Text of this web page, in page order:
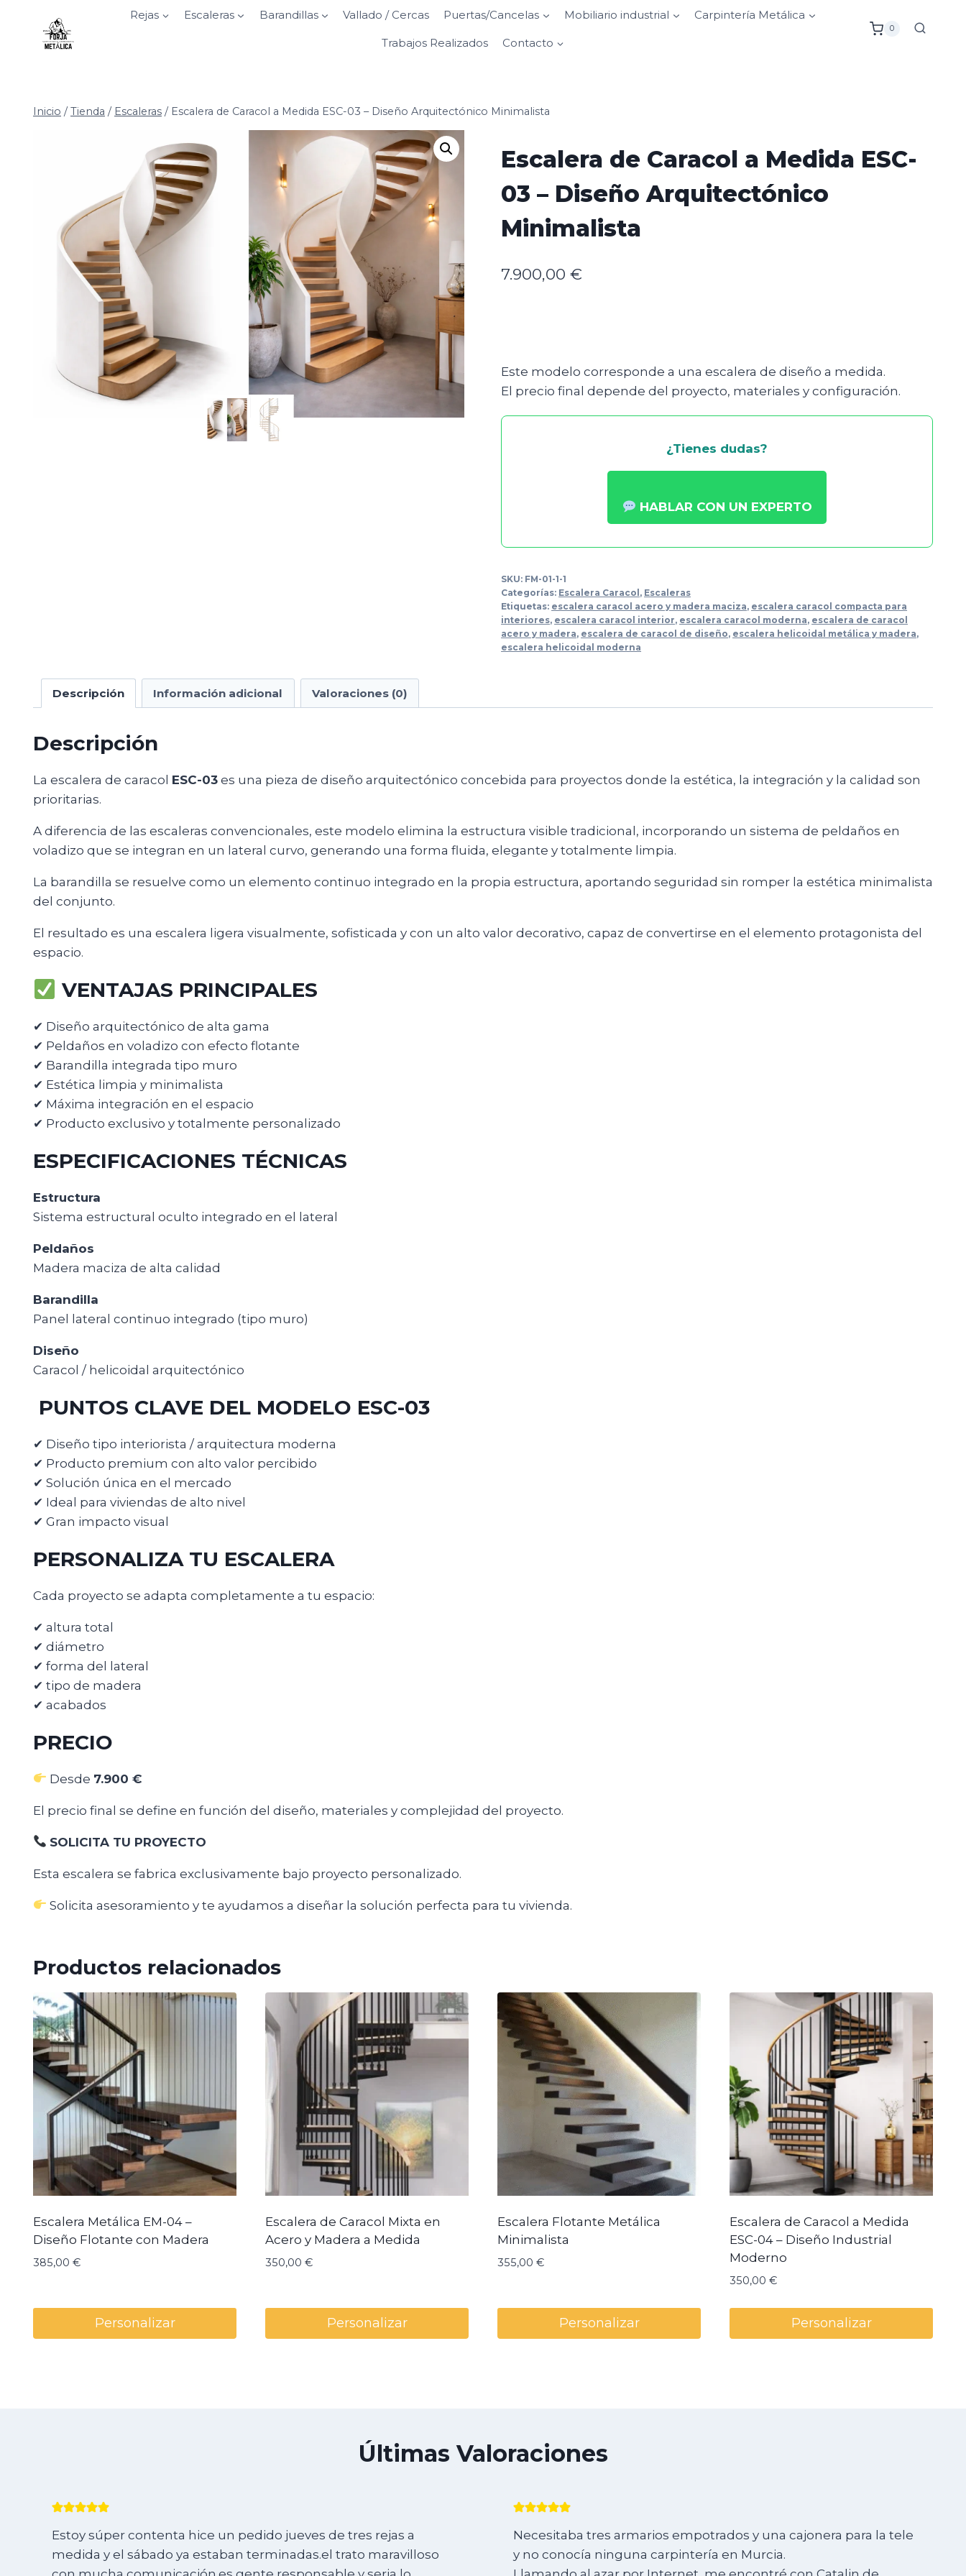
contenido
Rejas Escaleras Barandillas Vallado / Cercas Puertas/Cancelas Mobiliario industrial Carpintería Metálica
Trabajos Realizados Contacto
0
Inicio / Tienda / Escaleras / Escalera de Caracol a Medida ESC-03 – Diseño Arquitectónico Minimalista
Escalera de Caracol a Medida ESC-
03 – Diseño Arquitectónico
Minimalista
7.900,00€
Este modelo corresponde a una escalera de diseño a medida.
El precio final depende del proyecto, materiales y configuración.
¿Tienes dudas?
HABLAR CON UN EXPERTO
SKU: FM-01-1-1
Categorías: Escalera Caracol , Escaleras
Etiquetas: escalera caracol acero y madera maciza, escalera caracol compacta para
interiores, escalera caracol interior, escalera caracol moderna, escalera de caracol
acero y madera, escalera de caracol de diseño, escalera helicoidal metálica y madera,
escalera helicoidal moderna
Descripción Información adicional Valoraciones (0)
Descripción
La escalera de caracol ESC-03 es una pieza de diseño arquitectónico concebida para proyectos donde la estética, la integración y la calidad son
prioritarias.
A diferencia de las escaleras convencionales, este modelo elimina la estructura visible tradicional, incorporando un sistema de peldaños en
voladizo que se integran en un lateral curvo, generando una forma fluida, elegante y totalmente limpia.
La barandilla se resuelve como un elemento continuo integrado en la propia estructura, aportando seguridad sin romper la estética minimalista
del conjunto.
El resultado es una escalera ligera visualmente, sofisticada y con un alto valor decorativo, capaz de convertirse en el elemento protagonista del
espacio.
VENTAJAS PRINCIPALES
✔ Diseño arquitectónico de alta gama
✔ Peldaños en voladizo con efecto flotante
✔ Barandilla integrada tipo muro
✔ Estética limpia y minimalista
✔ Máxima integración en el espacio
✔ Producto exclusivo y totalmente personalizado
ESPECIFICACIONES TÉCNICAS
Estructura
Sistema estructural oculto integrado en el lateral
Peldaños
Madera maciza de alta calidad
Barandilla
Panel lateral continuo integrado (tipo muro)
Diseño
Caracol / helicoidal arquitectónico
PUNTOS CLAVE DEL MODELO ESC-03
✔ Diseño tipo interiorista / arquitectura moderna
✔ Producto premium con alto valor percibido
✔ Solución única en el mercado
✔ Ideal para viviendas de alto nivel
✔ Gran impacto visual
PERSONALIZA TU ESCALERA
Cada proyecto se adapta completamente a tu espacio:
✔ altura total
✔ diámetro
✔ forma del lateral
✔ tipo de madera
✔ acabados
PRECIO
Desde 7.900 €
El precio final se define en función del diseño, materiales y complejidad del proyecto.
SOLICITA TU PROYECTO
Esta escalera se fabrica exclusivamente bajo proyecto personalizado.
Solicita asesoramiento y te ayudamos a diseñar la solución perfecta para tu vivienda.
Productos relacionados
Escalera Metálica EM-04 –
Diseño Flotante con Madera
385,00 €
Personalizar
Escalera de Caracol Mixta en
Acero y Madera a Medida
350,00 €
Personalizar
Escalera Flotante Metálica
Minimalista
355,00 €
Personalizar
Escalera de Caracol a Medida
ESC-04 – Diseño Industrial
Moderno
350,00 €
Personalizar
Últimas Valoraciones
Estoy súper contenta hice un pedido jueves de tres rejas a
medida y el sábado ya estaban terminadas.el trato maravilloso
Necesitaba tres armarios empotrados y una cajonera para la tele
y no conocía ninguna carpintería en Murcia.